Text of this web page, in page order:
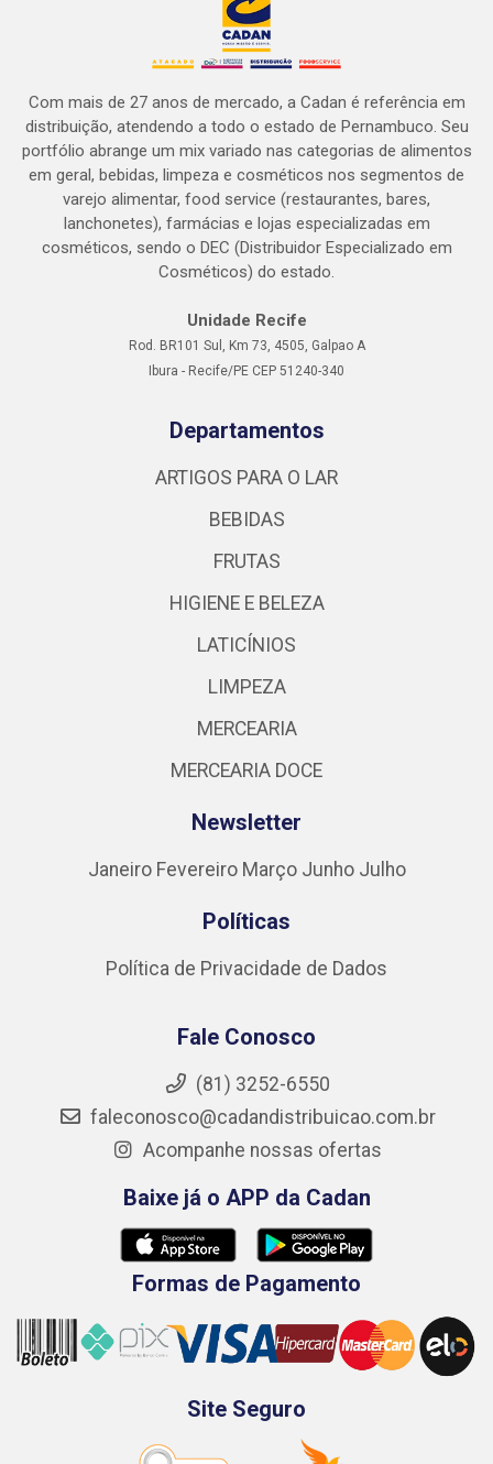
Com mais de 27 anos de mercado, a Cadan é referência em
distribuição, atendendo a todo o estado de Pernambuco. Seu
portfólio abrange um mix variado nas categorias de alimentos
em geral, bebidas, limpeza e cosméticos nos segmentos de
varejo alimentar, food service (restaurantes, bares,
lanchonetes), farmácias e lojas especializadas em
cosméticos, sendo o DEC (Distribuidor Especializado em
Cosméticos) do estado.
Unidade Recife
Rod. BR101 Sul, Km 73, 4505, Galpao A
Ibura - Recife/PE CEP 51240-340
Departamentos
ARTIGOS PARA O LAR
BEBIDAS
FRUTAS
HIGIENE E BELEZA
LATICÍNIOS
LIMPEZA
MERCEARIA
MERCEARIA DOCE
Newsletter
Janeiro Fevereiro Março Junho Julho
Políticas
Política de Privacidade de Dados
Fale Conosco
(81) 3252-6550
faleconosco@cadandistribuicao.com.br
Acompanhe nossas ofertas
Baixe já o APP da Cadan
Formas de Pagamento
Site Seguro